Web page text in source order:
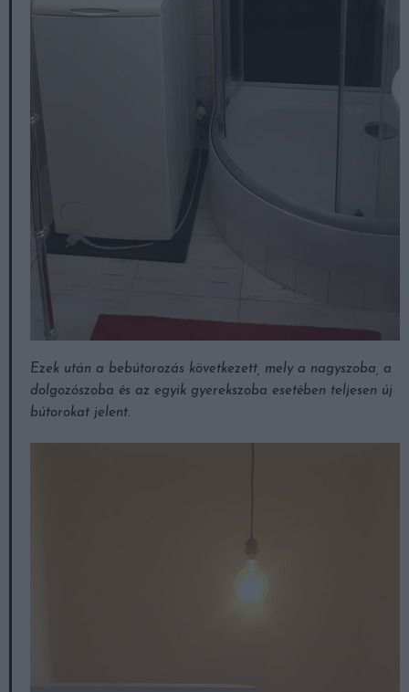
Ezek után a bebútorozás következett, mely a nagyszoba, a
dolgozószoba és az egyik gyerekszoba esetében teljesen új
bútorokat jelent.